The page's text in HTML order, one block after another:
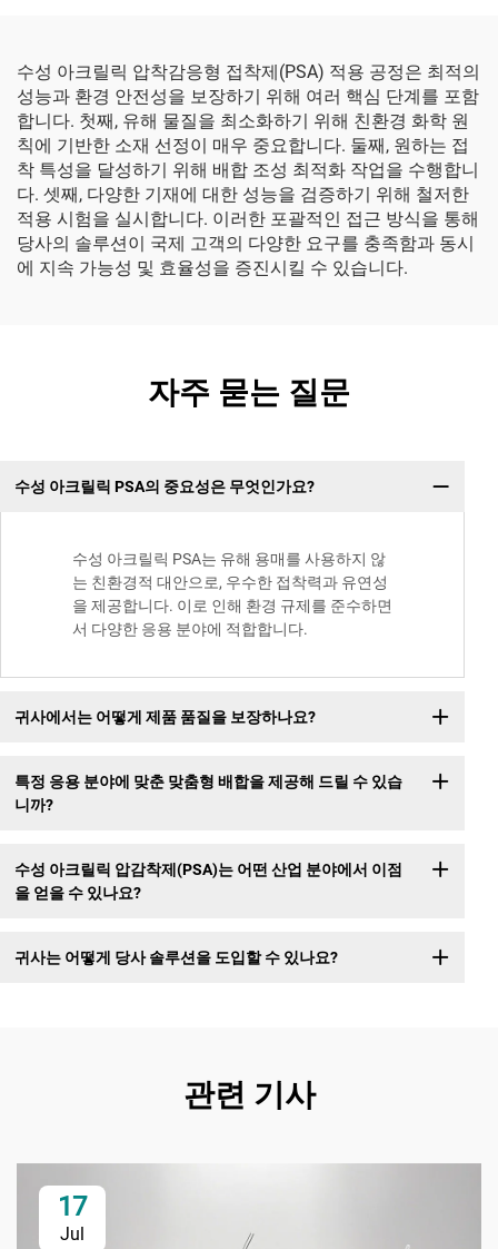
수성 아크릴릭 압착감응형 접착제(PSA) 적용 공정은 최적의
성능과 환경 안전성을 보장하기 위해 여러 핵심 단계를 포함
합니다. 첫째, 유해 물질을 최소화하기 위해 친환경 화학 원
칙에 기반한 소재 선정이 매우 중요합니다. 둘째, 원하는 접
착 특성을 달성하기 위해 배합 조성 최적화 작업을 수행합니
다. 셋째, 다양한 기재에 대한 성능을 검증하기 위해 철저한
적용 시험을 실시합니다. 이러한 포괄적인 접근 방식을 통해
당사의 솔루션이 국제 고객의 다양한 요구를 충족함과 동시
에 지속 가능성 및 효율성을 증진시킬 수 있습니다.
자주 묻는 질문
수성 아크릴릭 PSA의 중요성은 무엇인가요?
수성 아크릴릭 PSA는 유해 용매를 사용하지 않
는 친환경적 대안으로, 우수한 접착력과 유연성
을 제공합니다. 이로 인해 환경 규제를 준수하면
서 다양한 응용 분야에 적합합니다.
귀사에서는 어떻게 제품 품질을 보장하나요?
특정 응용 분야에 맞춘 맞춤형 배합을 제공해 드릴 수 있습
니까?
수성 아크릴릭 압감착제(PSA)는 어떤 산업 분야에서 이점
을 얻을 수 있나요?
귀사는 어떻게 당사 솔루션을 도입할 수 있나요?
관련 기사
17
Jul